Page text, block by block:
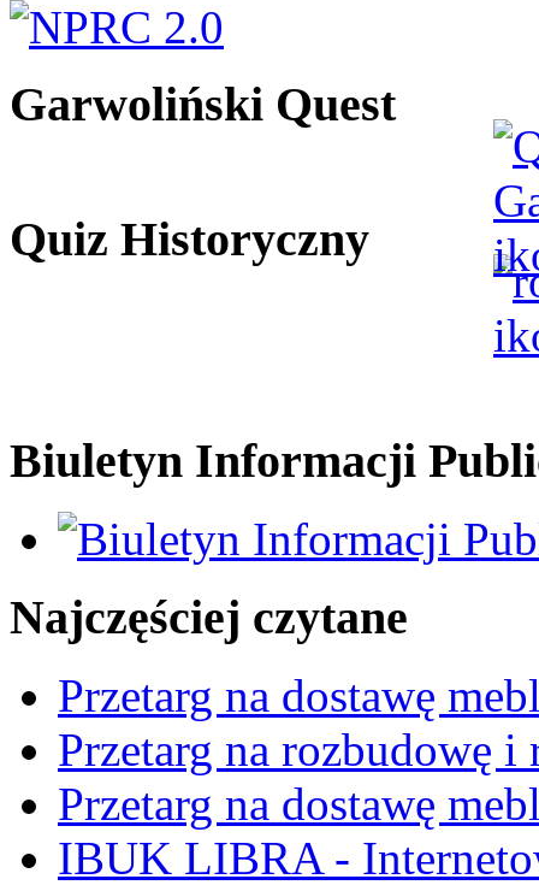
Garwoliński Quest
Quiz Historyczny
Biuletyn Informacji
Najczęściej czytane
Przetarg na dostawę
Przetarg na rozbudowę
Przetarg na dostawę
IBUK LIBRA -